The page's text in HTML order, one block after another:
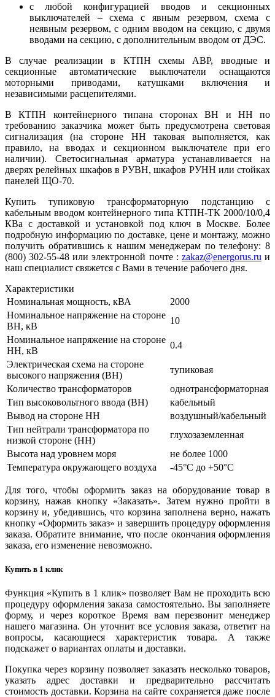
с любой конфигурацией вводов и секционных
выключателей – схема с явным резервом, схема с
неявным резервом, с одним вводом на секцию, с двумя
вводами на секцию, с дополнительным вводом от ДЭС.
В случае реализации в КТПН схемы АВР, вводные и
секционные автоматические выключатели оснащаются
моторными приводами, катушками включения и
независимыми расцепителями.
В КТПН контейнерного типана сторонах ВН и НН по
требованию заказчика может быть предусмотрена световая
сигнализация (на стороне НН таковая выполняется, как
правило, на вводах и секционном выключателе при его
наличии). Светосигнальная арматура устанавливается на
дверях релейных шкафов в РУВН, шкафов РУНН или стойках
панелей ЩО-70.
Купить тупиковую трансформаторную подстанцию с
кабельным вводом контейнерного типа КТПН-ТК 2000/10/0,4
КВа с доставкой и установкой под ключ в Москве. Более
подробную информацию по доставке, цене и монтажу, можно
получить обратившись к нашим менеджерам по телефону: 8
(800) 302-55-48 или электронной почте : zakaz@energorus.ru и
наш специалист свяжется с Вами в течение рабочего дня.
Характеристики
Номинальная мощность, кВА
2000
Номинальное напряжение на стороне
ВН, кВ
10
Номинальное напряжение на стороне
НН, кВ
0.4
Электрическая схема на стороне
высокого напряжения (ВН)
тупиковая
Количество трансформаторов
однотрансформаторная
Тип высоковольтного ввода (ВН)
кабельный
Вывод на стороне НН
воздушный/кабельный
Тип нейтрали трансформатора по
низкой стороне (НН)
глухозаземленная
Высота над уровнем моря
не более 1000
Температура окружающего воздуха
-45°С до +50°С
Для того, чтобы оформить заказ на оборудование товар в
корзину, нажав кнопку «Заказать». Затем нужно пройти в
корзину и, убедившись, что корзина заполнена верно, нажать
кнопку «Оформить заказ» и завершить процедуру оформления
заказа. Обратите внимание, что после окончания оформления
заказа, его изменение невозможно.
Купить в 1 клик
Функция «Купить в 1 клик» позволяет Вам не проходить всю
процедуру оформления заказа самостоятельно. Вы заполняете
форму, и через короткое Время вам перезвонит менеджер
нашего магазина. Он уточнит все условия заказа, ответит на
вопросы, касающиеся характеристик товара. А также
подскажет о вариантах оплаты и доставки.
Покупка через корзину позволяет заказать несколько товаров,
указать адрес доставки и предварительно рассчитать
стоимость доставки. Корзина на сайте сохраняется даже после